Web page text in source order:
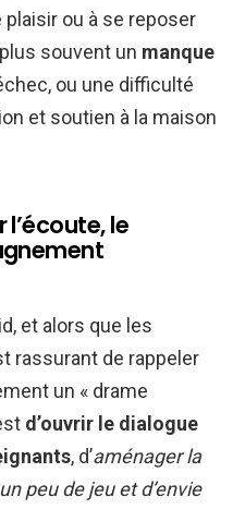
ou à se reposer
souvent un manque
ou une difficulté
et soutien à la maison
l’écoute, le
et alors que les
rassurant de rappeler
un « drame
d’ouvrir le dialogue
, d’aménager la
peu de jeu et d’envie